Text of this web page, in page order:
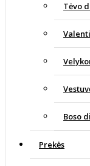
Tėvo
Boso
Prekės